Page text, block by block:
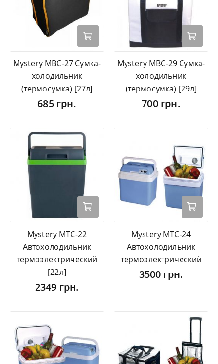
Mystery MBC-27 Сумка-
холодильник
(термосумка) [27л]
685 грн.
Mystery MBC-29 Сумка-
холодильник
(термосумка) [29л]
700 грн.
Mystery MTC-22
Автохолодильник
термоэлектрический
[22л]
2349 грн.
Mystery MTC-24
Автохолодильник
термоэлектрический
3500 грн.